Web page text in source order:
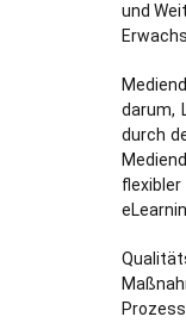
und
darum,
durch